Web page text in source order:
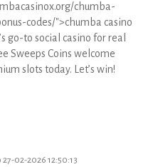
chumba-
codes/">chumba casino
go-to social casino for real
Sweeps Coins welcome
slots today. Let’s win!
02-2026 12:50:13